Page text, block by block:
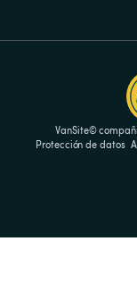
VanSite©
Protección de datos